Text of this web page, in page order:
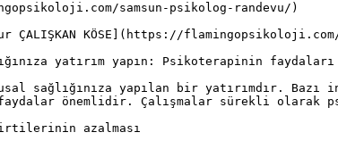
samsun-psikolog-randevu/)
ÇALIŞKAN KÖSE](https://
yatırım yapın: Psikoterapinin faydaları
sağlığınıza yapılan bir yatırımdır.
önemlidir. Çalışmalar sürekli olarak
azalması